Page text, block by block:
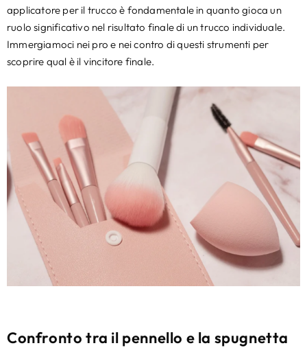
applicatore per il trucco è fondamentale in quanto gioca un
ruolo significativo nel risultato finale di un trucco individuale.
Immergiamoci nei pro e nei contro di questi strumenti per
scoprire qual è il vincitore finale.
Confronto tra il pennello e la spugnetta